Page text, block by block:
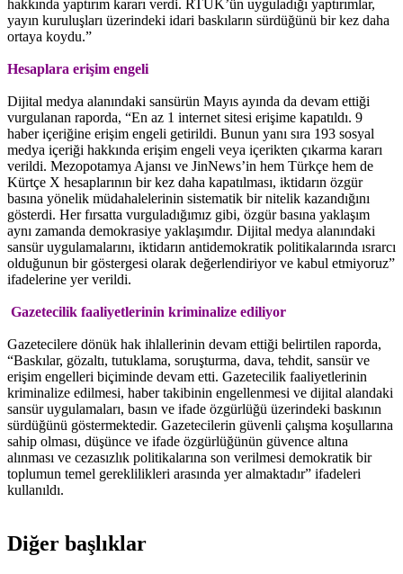
hakkında yaptırım kararı verdi. RTÜK’ün uyguladığı yaptırımlar,
yayın kuruluşları üzerindeki idari baskıların sürdüğünü bir kez daha
ortaya koydu.”
Hesaplara erişim engeli
Dijital medya alanındaki sansürün Mayıs ayında da devam ettiği
vurgulanan raporda, “En az 1 internet sitesi erişime kapatıldı. 9
haber içeriğine erişim engeli getirildi. Bunun yanı sıra 193 sosyal
medya içeriği hakkında erişim engeli veya içerikten çıkarma kararı
verildi. Mezopotamya Ajansı ve JinNews’in hem Türkçe hem de
Kürtçe X hesaplarının bir kez daha kapatılması, iktidarın özgür
basına yönelik müdahalelerinin sistematik bir nitelik kazandığını
gösterdi. Her fırsatta vurguladığımız gibi, özgür basına yaklaşım
aynı zamanda demokrasiye yaklaşımdır. Dijital medya alanındaki
sansür uygulamalarını, iktidarın antidemokratik politikalarında ısrarcı
olduğunun bir göstergesi olarak değerlendiriyor ve kabul etmiyoruz”
ifadelerine yer verildi.
Gazetecilik faaliyetlerinin kriminalize ediliyor
Gazetecilere dönük hak ihlallerinin devam ettiği belirtilen raporda,
“Baskılar, gözaltı, tutuklama, soruşturma, dava, tehdit, sansür ve
erişim engelleri biçiminde devam etti. Gazetecilik faaliyetlerinin
kriminalize edilmesi, haber takibinin engellenmesi ve dijital alandaki
sansür uygulamaları, basın ve ifade özgürlüğü üzerindeki baskının
sürdüğünü göstermektedir. Gazetecilerin güvenli çalışma koşullarına
sahip olması, düşünce ve ifade özgürlüğünün güvence altına
alınması ve cezasızlık politikalarına son verilmesi demokratik bir
toplumun temel gereklilikleri arasında yer almaktadır” ifadeleri
kullanıldı.
Diğer başlıklar